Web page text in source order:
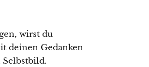
wirst du
deinen Gedanken
Selbstbild.